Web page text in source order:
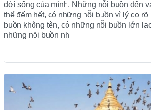
đời sống của mình. Những nỗi buồn đến
thể đếm hết, có những nỗi buồn vì lý do rõ
buồn không tên, có những nỗi buồn lớn
những nỗi buồn nh